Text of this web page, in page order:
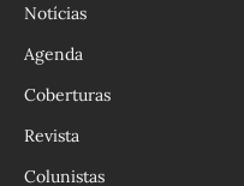
Notícias
Agenda
Coberturas
Revista
Colunistas